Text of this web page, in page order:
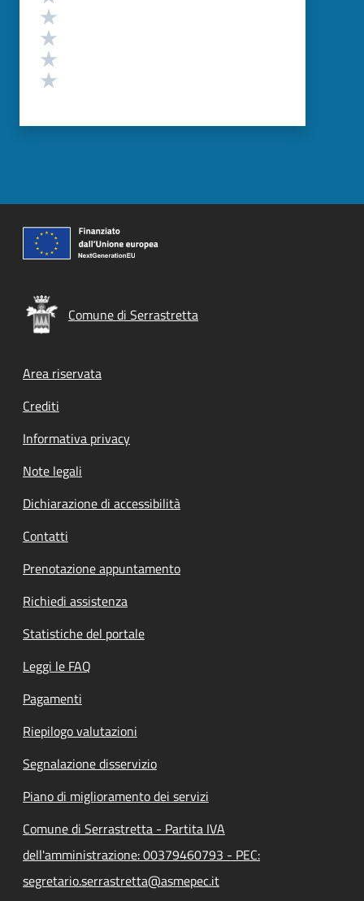
Comune di Serrastretta
Footer menu
Area riservata
Crediti
Informativa privacy
Note legali
Dichiarazione di accessibilità
Contatti
Prenotazione appuntamento
Richiedi assistenza
Statistiche del portale
Leggi le FAQ
Pagamenti
Riepilogo valutazioni
Segnalazione disservizio
Piano di miglioramento dei servizi
Comune di Serrastretta - Partita IVA
dell'amministrazione: 00379460793 - PEC:
segretario.serrastretta@asmepec.it